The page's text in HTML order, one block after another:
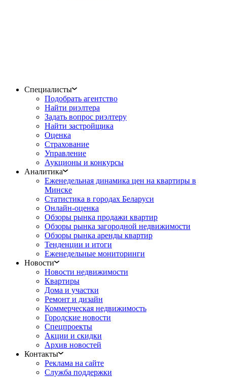
Специалисты
Подобрать агентство
Найти риэлтера
Задать вопрос риэлтеру
Найти застройщика
Оценка
Страхование
Управление
Аукционы и конкурсы
Аналитика
Еженедельная динамика цен на квартиры в
Минске
Статистика в городах Беларуси
Онлайн-оценка
Обзоры рынка продажи квартир
Обзоры рынка загородной недвижимости
Обзоры рынка аренды квартир
Тенденции и итоги
Еженедельные мониторинги
Новости
Новости недвижимости
Квартиры
Дома и участки
Ремонт и дизайн
Коммерческая недвижимость
Городские новости
Спецпроекты
Акции и скидки
Архив новостей
Контакты
Реклама на сайте
Служба поддержки